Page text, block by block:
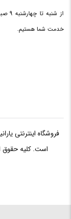
چنانچه قصد خرید
همچنین اگر به
«نظرات» سایت
جعبه
خدمت شما هستیم.
فروشگاه اینترنتی
است. کلیه حقوق